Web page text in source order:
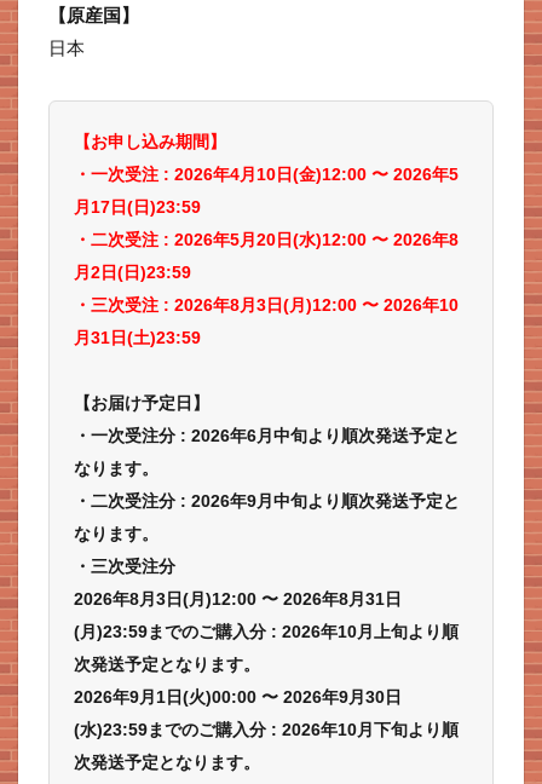
【原産国】
日本
【お申し込み期間】
・一次受注 : 2026年4月10日(金)12:00 〜 2026年5
月17日(日)23:59
・二次受注 : 2026年5月20日(水)12:00 〜 2026年8
月2日(日)23:59
・三次受注 : 2026年8月3日(月)12:00 〜 2026年10
月31日(土)23:59
【お届け予定日】
・一次受注分 : 2026年6月中旬より順次発送予定と
なります。
・二次受注分 : 2026年9月中旬より順次発送予定と
なります。
・三次受注分
2026年8月3日(月)12:00 〜 2026年8月31日
(月)23:59までのご購入分 : 2026年10月上旬より順
次発送予定となります。
2026年9月1日(火)00:00 〜 2026年9月30日
(水)23:59までのご購入分 : 2026年10月下旬より順
次発送予定となります。